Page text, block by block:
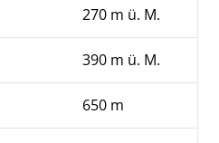
270 m ü. M.
390 m ü. M.
650 m